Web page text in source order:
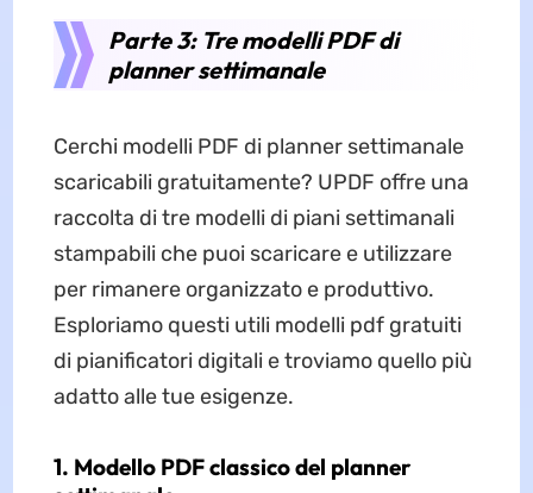
Parte 3: Tre modelli PDF di
planner settimanale
Cerchi modelli PDF di planner settimanale
scaricabili gratuitamente? UPDF offre una
raccolta di tre modelli di piani settimanali
stampabili che puoi scaricare e utilizzare
per rimanere organizzato e produttivo.
Esploriamo questi utili modelli pdf gratuiti
di pianificatori digitali e troviamo quello più
adatto alle tue esigenze.
1. Modello PDF classico del planner